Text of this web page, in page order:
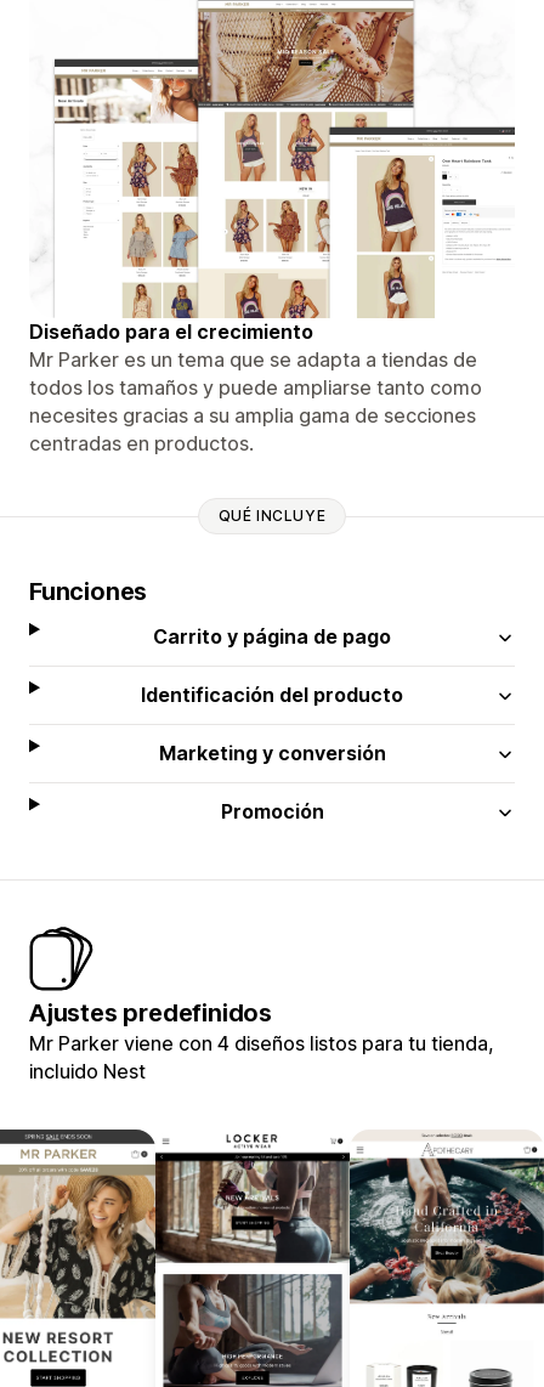
Diseñado para el crecimiento
Mr Parker es un tema que se adapta a tiendas de
todos los tamaños y puede ampliarse tanto como
necesites gracias a su amplia gama de secciones
centradas en productos.
QUÉ INCLUYE
Funciones
Carrito y página de pago
Identificación del producto
Marketing y conversión
Promoción
Ajustes predefinidos
Mr Parker viene con 4 diseños listos para tu tienda,
incluido Nest